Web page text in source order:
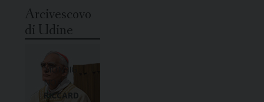
Arcivescovo
di Udine
MONSIG
NOR
RICCARD